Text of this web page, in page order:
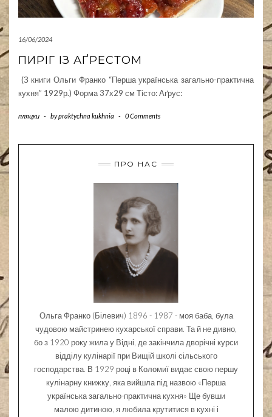
16/06/2024
ПИРІГ ІЗ АҐРЕСТОМ
(З книги Ольги Франко “Перша українська загально-практична
кухня” 1929р.) Форма 37х29 см Тісто: Аґрус:
пляцки - bypraktychna kukhnia - 0 Comments
ПРО НАС
Ольга Франко (Білевич) 1896 - 1987 - моя баба, була
чудовою майстринею кухарської справи. Та й не дивно,
бо з 1920 року жила у Відні, де закінчила дворічні курси
відділу кулінарії при Вищій школі сільського
господарства. В 1929 році в Коломиї видає свою першу
кулінарну книжку, яка вийшла під назвою «Перша
українська загально-практична кухня» Ще бувши
малою дитиною, я любила крутитися в кухні і